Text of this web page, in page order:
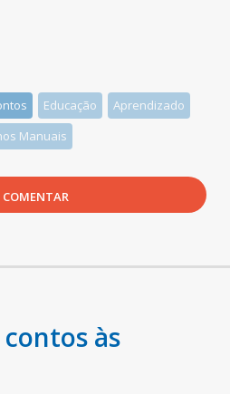
Educação
Aprendizado
Manuais
COMENTAR
às